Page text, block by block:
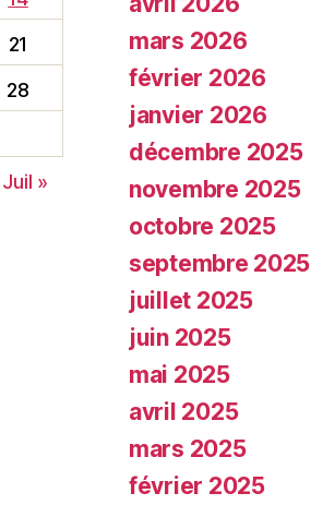
21
28
Juil »
mars 2026
février 2026
janvier 2026
décembre 2025
novembre 2025
octobre 2025
septembre 2025
juillet 2025
juin 2025
mai 2025
avril 2025
mars 2025
février 2025